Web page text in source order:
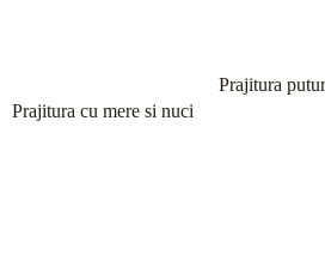
Prajitura cu mere si nuci
Prajitura